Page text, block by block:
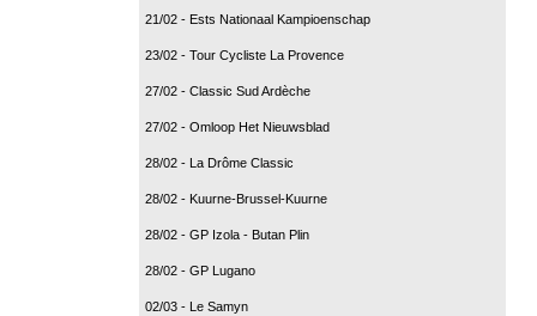
21/02 - Ests Nationaal Kampioenschap
23/02 - Tour Cycliste La Provence
27/02 - Classic Sud Ardèche
27/02 - Omloop Het Nieuwsblad
28/02 - La Drôme Classic
28/02 - Kuurne-Brussel-Kuurne
28/02 - GP Izola - Butan Plin
28/02 - GP Lugano
02/03 - Le Samyn